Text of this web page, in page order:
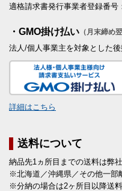
適格請求書発行事業者登録番号
・GMO掛け払い （月末締め
法人/個人事業主を対象とした後
詳細はこちら
送料について
納品先1ヵ所目までの送料は弊
※北海道／沖縄県／その他一部
※分納の場合は2ヶ所目以降送料